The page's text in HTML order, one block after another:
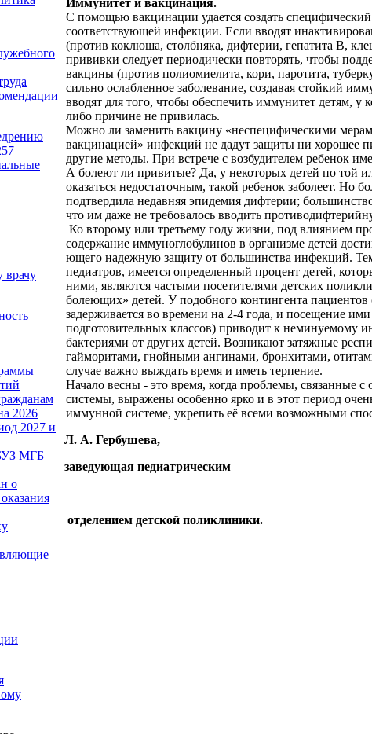
врачу
2026
2027 и
МГБ
о
С помощью вакцинации удается создать
соответствующей инфекции. Если вводят
(против кок­люша, столбняка, дифтерии, гепатита В,
прививки следует периодически повторять, чтобы
вакцины (против полиомиелита, кори, паротита,
сильно ослаб­ленное заболевание, создавая стойкий
вводят для того, чтобы обеспечить иммуни­тет детям, у
либо при­чине не привилась.
Можно ли заменить вакцину «неспецифическими
вакцинацией» инфекций не дадут защиты ни хорошее
другие методы. При встрече с возбудителем ребенок
А болеют ли привитые? Да, у некоторых детей по той
оказаться недостаточным, такой ребенок заболеет. Но
подтвердила недавняя эпидемия дифтерии;
что им даже не требовалось вводить
Ко второму или третьему году жизни, под влиянием
содержание иммуноглобулинов в организме детей
ющего надежную защиту от большинства инфекций.
педиатров, имеется оп­ределенный процент детей,
ними, являются частыми посетителями детских
болеющих» де­тей. У подобного контингента
задерживается во времени на 2-4 года, и посе­щение
подготови­тельных классов) приводит к неминуемому
бактериями от других детей. Возникают затяжные
гайморитами, гнойными ангинами, бронхитами,
случае важно выждать время и иметь терпение.
Начало весны - это время, когда проблемы, связанные
системы, выражены особенно ярко и в этот период
иммунной системе, укрепить её всеми возможными
Л. А. Гербушева,
заведующая педиатрическим
отделением детской поликлиники.